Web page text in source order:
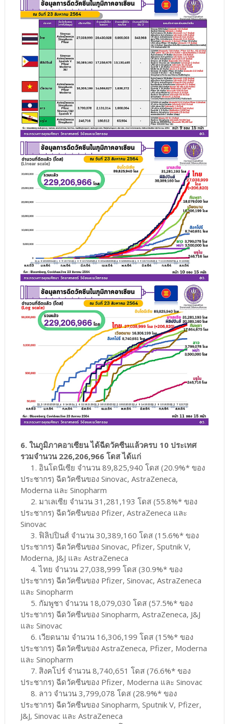
6. ในภูมิภาคอาเซียน ได้ฉีดวัคซีนแล้วครบ 10 ประเทศ
รวมจำนวน 226,206,966 โดส ได้แก่
1. อินโดนีเซีย จำนวน 89,825,940 โดส (20.9%* ของ
ประชากร) ฉีดวัคซีนของ Sinovac, AstraZeneca,
Moderna และ Sinopharm
2. มาเลเซีย จำนวน 31,281,193 โดส (55.8%* ของ
ประชากร) ฉีดวัคซีนของ Pfizer, AstraZeneca และ
Sinovac
3. ฟิลิปปินส์ จำนวน 30,389,160 โดส (15.6%* ของ
ประชากร) ฉีดวัคซีนของ Sinovac, Pfizer, Sputnik V,
Moderna, J&J และ AstraZeneca
4. ไทย จำนวน 27,038,999 โดส (30.9%* ของ
ประชากร) ฉีดวัคซีนของ Pfizer, Sinovac, AstraZeneca
และ Sinopharm
5. กัมพูชา จำนวน 18,079,030 โดส (57.5%* ของ
ประชากร) ฉีดวัคซีนของ Sinopharm, AstraZeneca, J&J
และ Sinovac
6. เวียดนาม จำนวน 16,306,199 โดส (15%* ของ
ประชากร) ฉีดวัคซีนของ AstraZeneca, Pfizer, Moderna
และ Sinopharm
7. สิงคโปร์ จำนวน 8,740,651 โดส (76.6%* ของ
ประชากร) ฉีดวัคซีนของ Pfizer, Moderna และ Sinovac
8. ลาว จำนวน 3,799,078 โดส (28.9%* ของ
ประชากร) ฉีดวัคซีนของ Sinopharm, Sputnik V, Pfizer,
J&J, Sinovac และ AstraZeneca